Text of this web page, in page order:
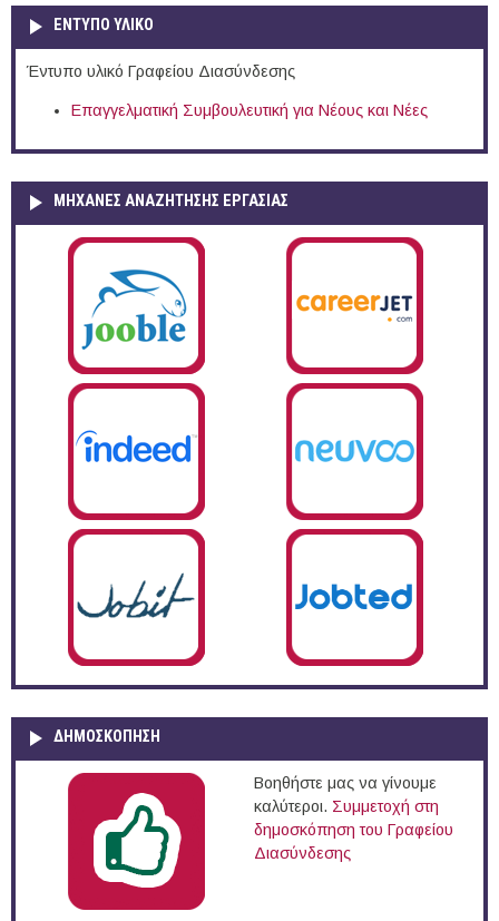
ΕΝΤΥΠΟ ΥΛΙΚΟ
Έντυπο υλικό Γραφείου Διασύνδεσης
Επαγγελματική Συμβουλευτική για Νέους και Νέες
ΜΗΧΑΝΕΣ ΑΝΑΖΗΤΗΣΗΣ ΕΡΓΑΣΙΑΣ
ΔΗΜΟΣΚΌΠΗΣΗ
Βοηθήστε μας να γίνουμε
καλύτεροι. Συμμετοχή στη
δημοσκόπηση του Γραφείου
Διασύνδεσης